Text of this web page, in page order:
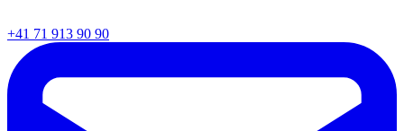
+41 71 913 90 90